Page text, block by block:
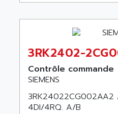
TSX 21
ALTISTART
TEXT DISPLAY
SIMATIC S5 115U
AIRMASTER R1HMI
AIRMAT
AIRWELL
AIXIA SYSTEMES
AJC BATTERY
AJHUA TECHNOLOGY
3RK2402-
Contrôle commande
SIEMENS
3RK24022CG002AA2
4DI/4RQ. A/B